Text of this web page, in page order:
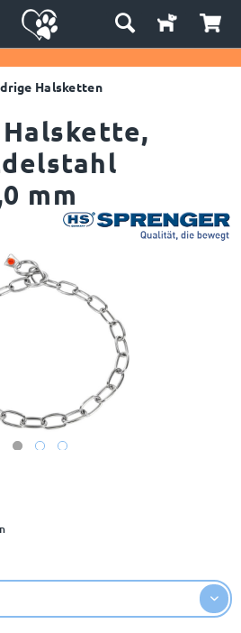
Halsketten
mm